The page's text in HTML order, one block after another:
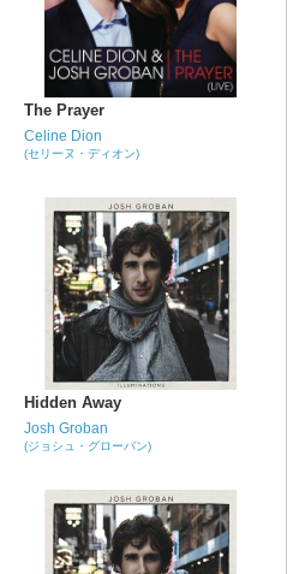
The Prayer
Celine Dion
(セリーヌ・ディオン)
Hidden Away
Josh Groban
(ジョシュ・グローバン)